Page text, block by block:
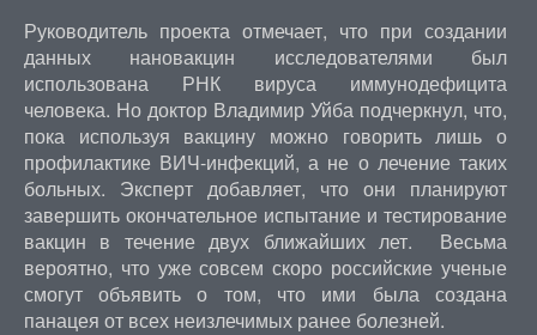
Руководитель проекта отмечает, что при создании
данных нановакцин исследователями был
использована РНК вируса иммунодефицита
человека. Но доктор Владимир Уйба подчеркнул, что,
пока используя вакцину можно говорить лишь о
профилактике ВИЧ-инфекций, а не о лечение таких
больных. Эксперт добавляет, что они планируют
завершить окончательное испытание и тестирование
вакцин в течение двух ближайших лет. Весьма
вероятно, что уже совсем скоро российские ученые
смогут объявить о том, что ими была создана
панацея от всех неизлечимых ранее болезней.